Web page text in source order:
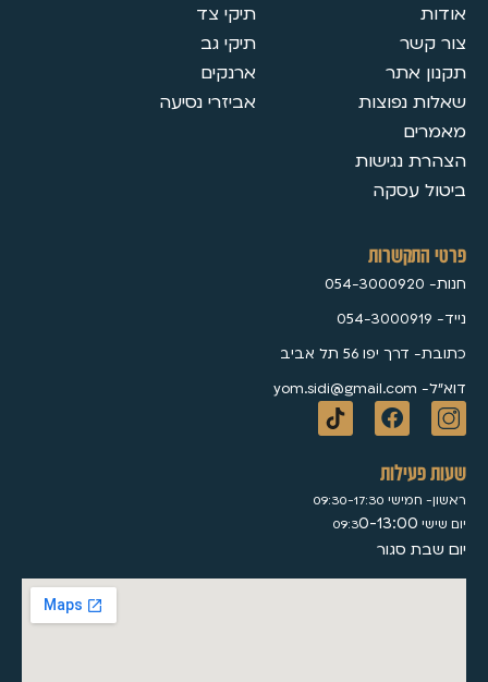
אודות
צור קשר
תקנון אתר
שאלות נפוצות
מאמרים
הצהרת נגישות
ביטול עסקה
תיקי צד
תיקי גב
ארנקים
אביזרי נסיעה
פרטי התקשרות
חנות- 054-3000920
נייד- 054-3000919
כתובת- דרך יפו 56 תל אביב
דוא״ל- yom.sidi@gmail.com
שעות פעילות
ראשון- חמישי 09:30-17:30
יום שישי 09:3 0-13:00
יום שבת סגור